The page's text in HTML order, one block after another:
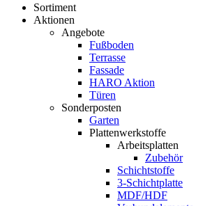
Sortiment
Aktionen
Angebote
Fußboden
Terrasse
Fassade
HARO Aktion
Türen
Sonderposten
Garten
Plattenwerkstoffe
Arbeitsplatten
Zubehör
Schichtstoffe
3-Schichtplatte
MDF/HDF